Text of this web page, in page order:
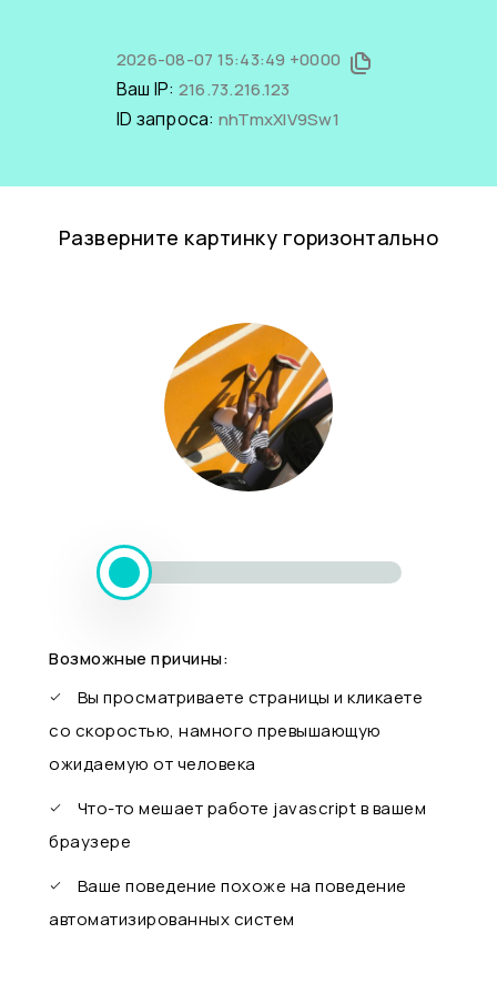
2026-08-07 15:43:49 +0000
Ваш IP: 216.73.216.123
ID запроса: nhTmxXlV9Sw1
Разверните картинку горизонтально
Возможные причины:
Вы просматриваете страницы и кликаете
со скоростью, намного превышающую
ожидаемую от человека
Что-то мешает работе javascript в вашем
браузере
Ваше поведение похоже на поведение
автоматизированных систем